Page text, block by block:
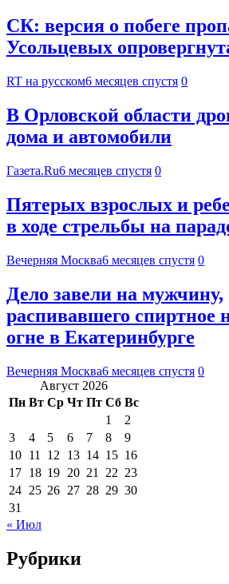
СК: версия о побеге
Усольцевых
RT на русском6 месяцев спустя 0
В Орловской области
дома и автомобили
Газета.Ru6 месяцев спустя 0
Пятерых взрослых и
в ходе стрельбы на
Вечерняя Москва6 месяцев спустя 0
Дело завели на мужчину,
распивавшего спиртное
огне в Екатеринбурге
Вечерняя Москва6 месяцев спустя 0
Август 2026
Пн Вт Ср Чт Пт Сб Вс
1
2
3
4 5 6 7 8
9
10 11 12 13 14 15 16
17 18 19 20 21 22 23
24 25 26 27 28 29 30
31
« Июл
Рубрики